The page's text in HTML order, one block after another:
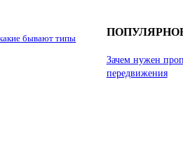
бывают типы
Зачем нужен
передвижения